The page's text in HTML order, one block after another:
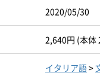
2020/05/30
2,640円 (本体
イタリア語>